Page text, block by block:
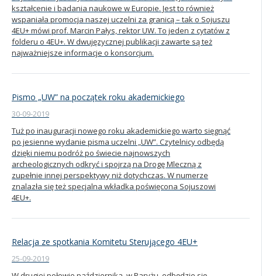
kształcenie i badania naukowe w Europie. Jest to również
wspaniała promocja naszej uczelni za granicą – tak o Sojuszu
4EU+ mówi prof. Marcin Pałys, rektor UW. To jeden z cytatów z
folderu o 4EU+. W dwujęzycznej publikacji zawarte są też
najważniejsze informacje o konsorcjum.
Pismo „UW” na początek roku akademickiego
30-09-2019
Tuż po inauguracji nowego roku akademickiego warto sięgnąć
po jesienne wydanie pisma uczelni „UW”. Czytelnicy odbędą
dzięki niemu podróż po świecie najnowszych
archeologicznych odkryć i spojrzą na Drogę Mleczną z
zupełnie innej perspektywy niż dotychczas. W numerze
znalazła się też specjalna wkładka poświęcona Sojuszowi
4EU+.
Relacja ze spotkania Komitetu Sterującego 4EU+
25-09-2019